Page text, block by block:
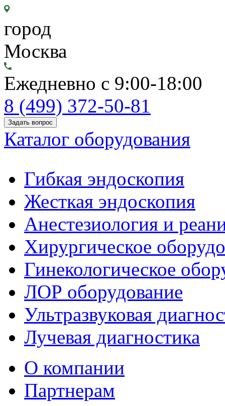
город
Москва
Ежедневно с 9:00-18:00
8 (499) 372-50-81
Задать вопрос
Каталог оборудования
Гибкая эндоскопия
Жесткая эндоскопия
Анестезиология и
Хирургическое
Гинекологическое
ЛОР оборудование
Ультразвуковая
Лучевая диагностика
О компании
Партнерам